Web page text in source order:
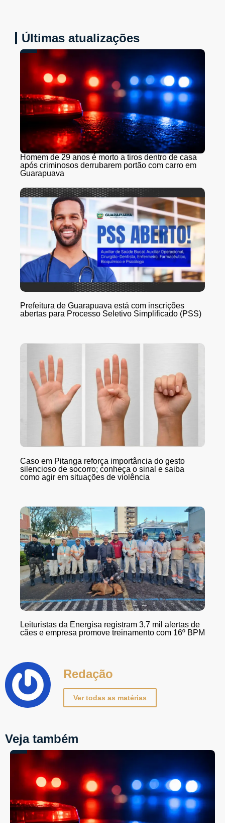
Últimas atualizações
Homem de 29 anos é morto a tiros dentro de casa
após criminosos derrubarem portão com carro em
Guarapuava
Prefeitura de Guarapuava está com inscrições
abertas para Processo Seletivo Simplificado (PSS)
Caso em Pitanga reforça importância do gesto
silencioso de socorro; conheça o sinal e saiba
como agir em situações de violência
Leituristas da Energisa registram 3,7 mil alertas de
cães e empresa promove treinamento com 16º BPM
Redação
Ver todas as matérias
Veja também